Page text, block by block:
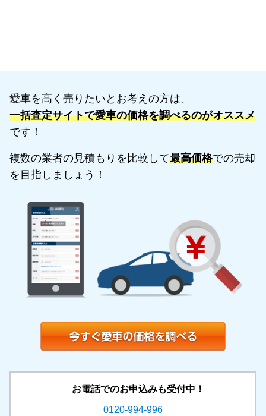
愛車を高く売りたいとお考えの方は、
一括査定サイトで愛車の価格を調べるのがオススメ
です！
複数の業者の見積もりを比較して最高価格での売却
を目指しましょう！
お電話でのお申込みも受付中！
0120-994-996